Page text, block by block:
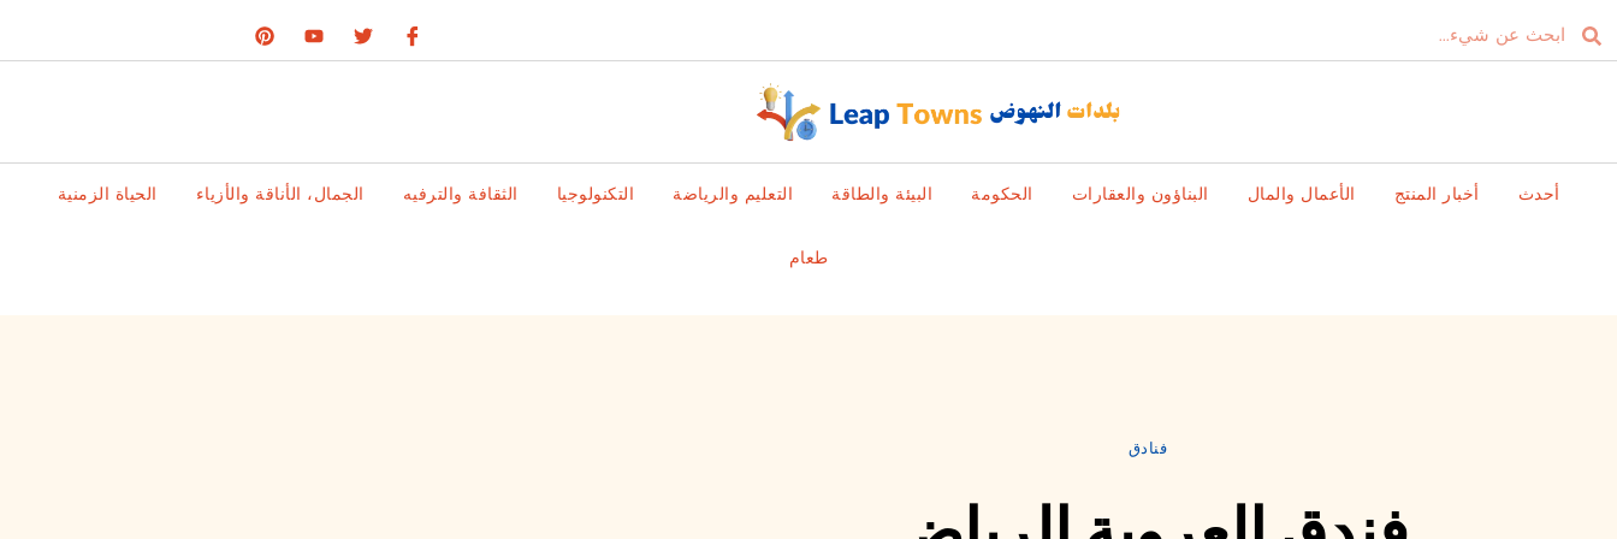
أحدث أخبار المنتج الأعمال والمال البناؤون والعقارات الحكومة البيئة والطاقة التعليم والرياضة التكنولوجيا الثقافة والترفيه الجمال، الأناقة والأزياء الحياة الزمنية
طعام
فنادق